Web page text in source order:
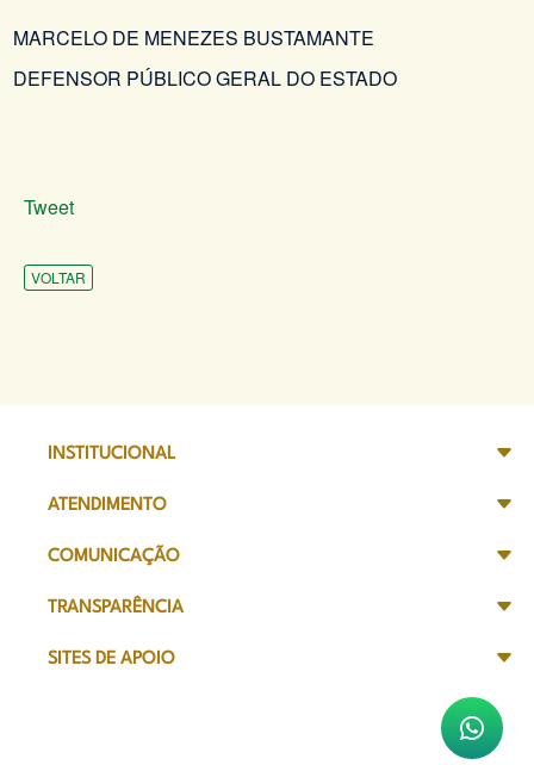
MARCELO DE MENEZES BUSTAMANTE
DEFENSOR PÚBLICO GERAL DO ESTADO
Tweet
VOLTAR
INSTITUCIONAL
ATENDIMENTO
COMUNICAÇÃO
TRANSPARÊNCIA
SITES DE APOIO